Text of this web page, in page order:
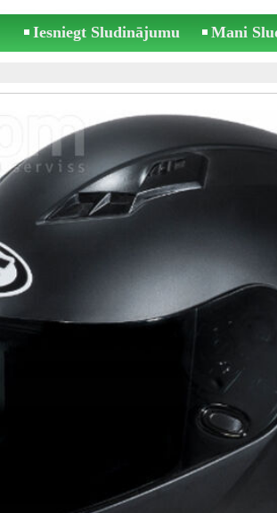
Iesniegt Sludinājumu Mani